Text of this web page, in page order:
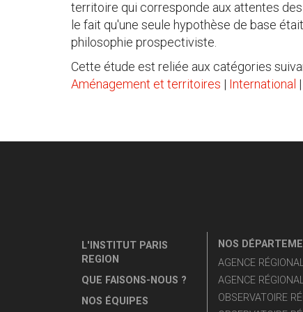
territoire qui corresponde aux attentes
le fait qu'une seule hypothèse de base
philosophie prospectiviste.
Cette étude est reliée aux catégories
Aménagement et territoires | International |
L'INSTITUT PARIS
REGION
QUE FAISONS-NOUS ?
NOS ÉQUIPES
NOS
AGENCE
AGENCE
OBSERVATOIRE